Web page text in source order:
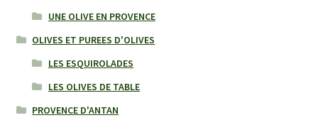
UNE OLIVE EN PROVENCE
OLIVES ET PUREES D'OLIVES
LES ESQUIROLADES
LES OLIVES DE TABLE
PROVENCE D'ANTAN